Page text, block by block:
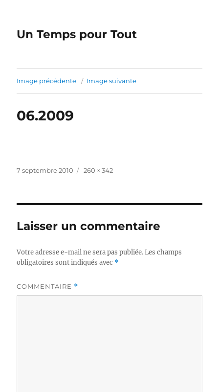
Un Temps pour Tout
Image précédente Image suivante
06.2009
Publié
7 septembre 2010
Taille
260 × 342
Laisser un commentaire
Votre adresse e-mail ne sera pas publiée. Les champs
obligatoires sont indiqués avec *
COMMENTAIRE *